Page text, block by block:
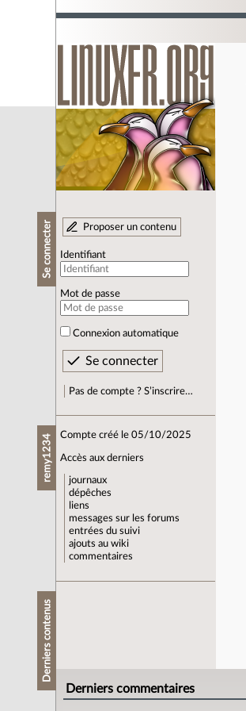
Se connecter Proposer un contenu
Identifiant
Mot de passe
Connexion automatique
Pas de compte ? S’inscrire…
remy1234 Compte créé le 05/10/2025
Accès aux derniers
journaux
dépêches
liens
messages sur les forums
entrées du suivi
ajouts au wiki
commentaires
Derniers contenus
Derniers commentaires